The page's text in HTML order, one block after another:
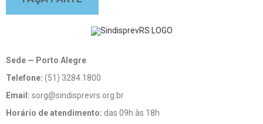
Sede — Porto Alegre
Telefone: (51) 3284.1800
Email: sorg@sindisprevrs.org.br
Horário de atendimento: das 09h às 18h